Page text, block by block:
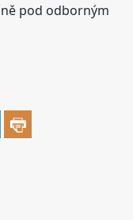
pod odborným